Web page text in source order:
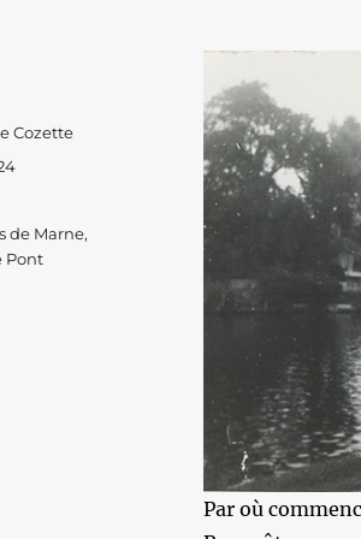
Par où
Cozette
de Marne,
Pont